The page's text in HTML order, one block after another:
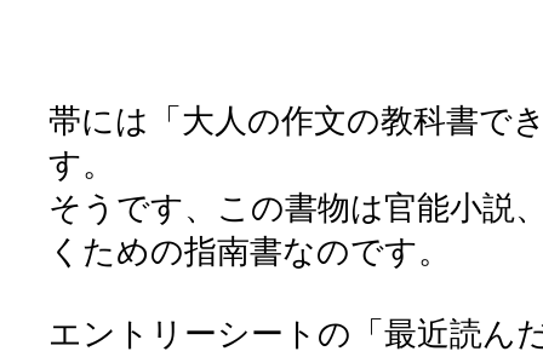
帯には「大人の作文の教科書で
す。
そうです、この書物は官能小説
くための指南書なのです。
エントリーシートの「最近読ん